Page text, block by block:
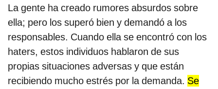
La gente ha creado rumores absurdos sobre
ella; pero los superó bien y demandó a los
responsables. Cuando ella se encontró con los
haters, estos individuos hablaron de sus
propias situaciones adversas y que están
recibiendo mucho estrés por la demanda. Se